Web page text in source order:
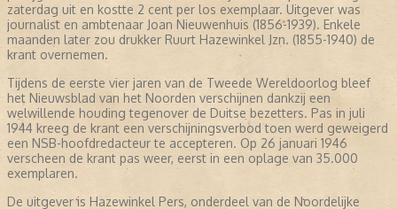
zaterdag uit en kostte 2 cent per los exemplaar. Uitgever was
journalist en ambtenaar Joan Nieuwenhuis (1856-1939). Enkele
maanden later zou drukker Ruurt Hazewinkel Jzn. (1855-1940) de
krant overnemen.
Tijdens de eerste vier jaren van de Tweede Wereldoorlog bleef
het Nieuwsblad van het Noorden verschijnen dankzij een
welwillende houding tegenover de Duitse bezetters. Pas in juli
1944 kreeg de krant een verschijningsverbod toen werd geweigerd
een NSB-hoofdredacteur te accepteren. Op 26 januari 1946
verscheen de krant pas weer, eerst in een oplage van 35.000
exemplaren.
De uitgever is Hazewinkel Pers, onderdeel van de Noordelijke